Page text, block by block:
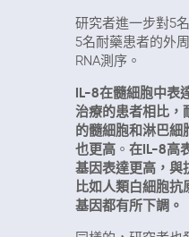
研究者進一步對5
5名耐藥患者的外
RNA測序。
IL-8在髓細胞中表
治療的患者相比，
的髓細胞和淋巴
也更高 。 在IL-8高
基因表達更高，與
比如人類白細胞抗
基因都有所下調。